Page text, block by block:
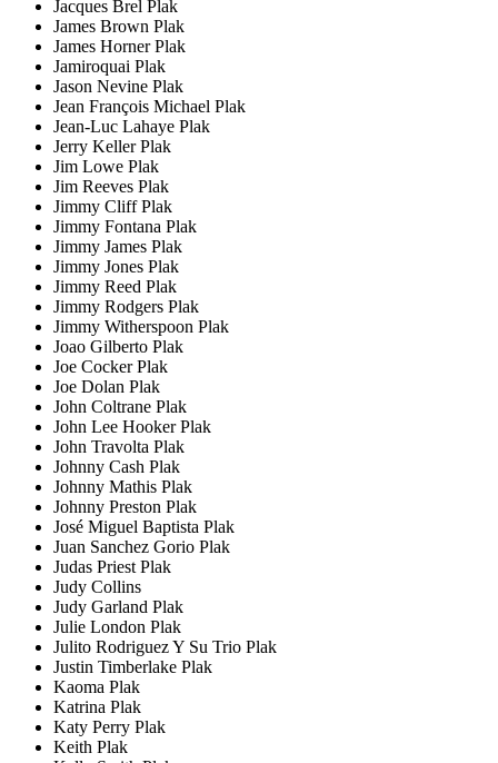
Jacques Brel Plak
James Brown Plak
James Horner Plak
Jamiroquai Plak
Jason Nevine Plak
Jean François Michael Plak
Jean-Luc Lahaye Plak
Jerry Keller Plak
Jim Lowe Plak
Jim Reeves Plak
Jimmy Cliff Plak
Jimmy Fontana Plak
Jimmy James Plak
Jimmy Jones Plak
Jimmy Reed Plak
Jimmy Rodgers Plak
Jimmy Witherspoon Plak
Joao Gilberto Plak
Joe Cocker Plak
Joe Dolan Plak
John Coltrane Plak
John Lee Hooker Plak
John Travolta Plak
Johnny Cash Plak
Johnny Mathis Plak
Johnny Preston Plak
José Miguel Baptista Plak
Juan Sanchez Gorio Plak
Judas Priest Plak
Judy Collins
Judy Garland Plak
Julie London Plak
Julito Rodriguez Y Su Trio Plak
Justin Timberlake Plak
Kaoma Plak
Katrina Plak
Katy Perry Plak
Keith Plak